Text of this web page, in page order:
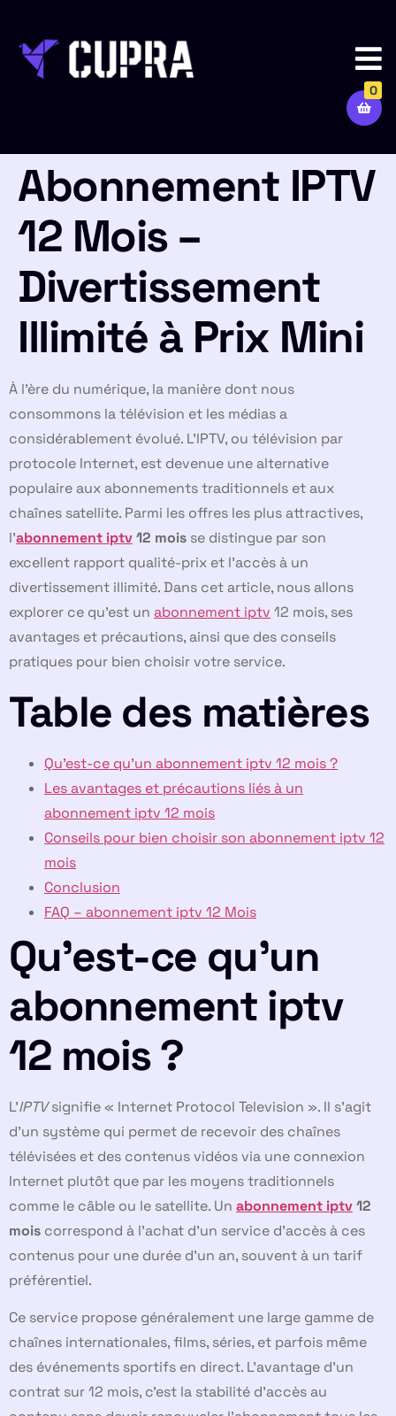
0
Abonnement IPTV
12 Mois –
Divertissement
Illimité à Prix Mini
À l’ère du numérique, la manière dont nous
consommons la télévision et les médias a
considérablement évolué. L’IPTV, ou télévision par
protocole Internet, est devenue une alternative
populaire aux abonnements traditionnels et aux
chaînes satellite. Parmi les offres les plus attractives,
l’abonnement iptv12 mois se distingue par son
excellent rapport qualité-prix et l’accès à un
divertissement illimité. Dans cet article, nous allons
explorer ce qu’est un abonnement iptv 12 mois, ses
avantages et précautions, ainsi que des conseils
pratiques pour bien choisir votre service.
Table des matières
Qu’est-ce qu’un abonnement iptv 12 mois ?
Les avantages et précautions liés à un
abonnement iptv 12 mois
Conseils pour bien choisir son abonnement iptv 12
mois
Conclusion
FAQ – abonnement iptv 12 Mois
Qu’est-ce qu’un
abonnement iptv
12 mois ?
L’IPTVsignifie « Internet Protocol Television ». Il s’agit
d’un système qui permet de recevoir des chaînes
télévisées et des contenus vidéos via une connexion
Internet plutôt que par les moyens traditionnels
comme le câble ou le satellite. Un abonnement iptv12
mois correspond à l’achat d’un service d’accès à ces
contenus pour une durée d’un an, souvent à un tarif
préférentiel.
Ce service propose généralement une large gamme de
chaînes internationales, films, séries, et parfois même
des événements sportifs en direct. L’avantage d’un
contrat sur 12 mois, c’est la stabilité d’accès au